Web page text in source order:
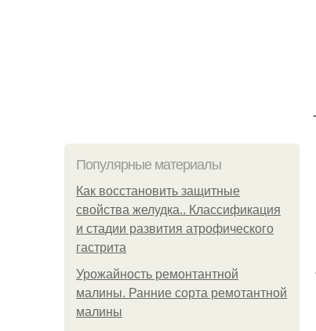
Популярные материалы
Как восстановить защитные
свойства желудка.. Классификация
и стадии развития атрофического
гастрита
Урожайность ремонтантной
малины. Ранние сорта ремотантной
малины